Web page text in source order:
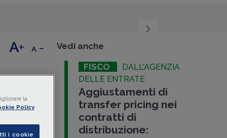
+ - Vedi anche
FISCO
DALL'AGENZIA
DELLE ENTRATE
Aggiustamenti di
transfer pricing nei
contratti di
distribuzione:
la
Policy
i cookie